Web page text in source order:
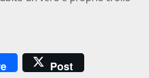
Post